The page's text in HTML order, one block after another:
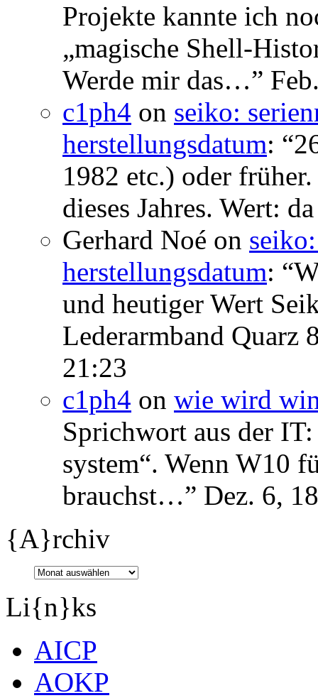
Projekte kannte ich
„magische Shell-
Werde mir das…”
c1ph4 on seiko:
herstellungsdatum: “
1982 etc.) oder
dieses Jahres. Wert:
Gerhard Noé on
herstellungsdatum: “
und heutiger Wert
Lederarmband Quarz
21:23
c1ph4 on wie wird
Sprichwort aus der
system“. Wenn W10
brauchst…” Dez. 6,
{A}rchiv
Li{n}ks
AICP
AOKP